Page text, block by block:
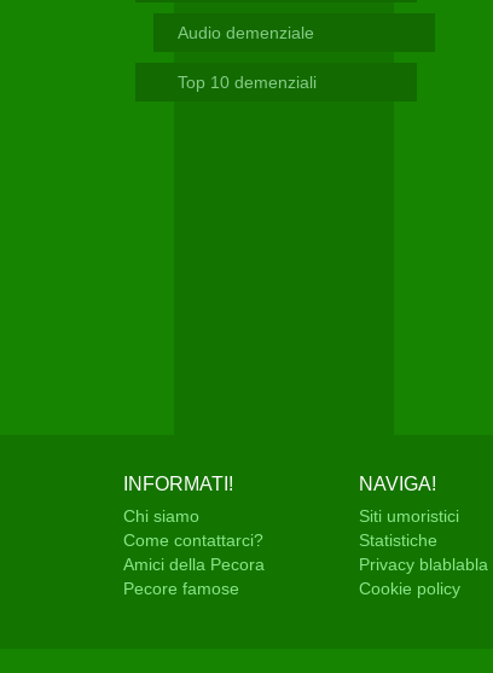
Audio demenziale
Top 10 demenziali
INFORMATI!
Chi siamo
Come contattarci?
Amici della Pecora
Pecore famose
NAVIGA!
Siti umoristici
Statistiche
Privacy blablabla
Cookie policy